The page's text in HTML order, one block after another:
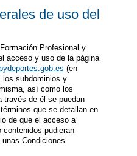
de uso del
Profesional y
acceso y uso de la página
(en
los subdominios y
así como los
través de él se puedan
que se detallan en
de que el acceso a
pudieran
Condiciones